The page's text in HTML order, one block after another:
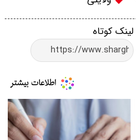
لینک کوتاه